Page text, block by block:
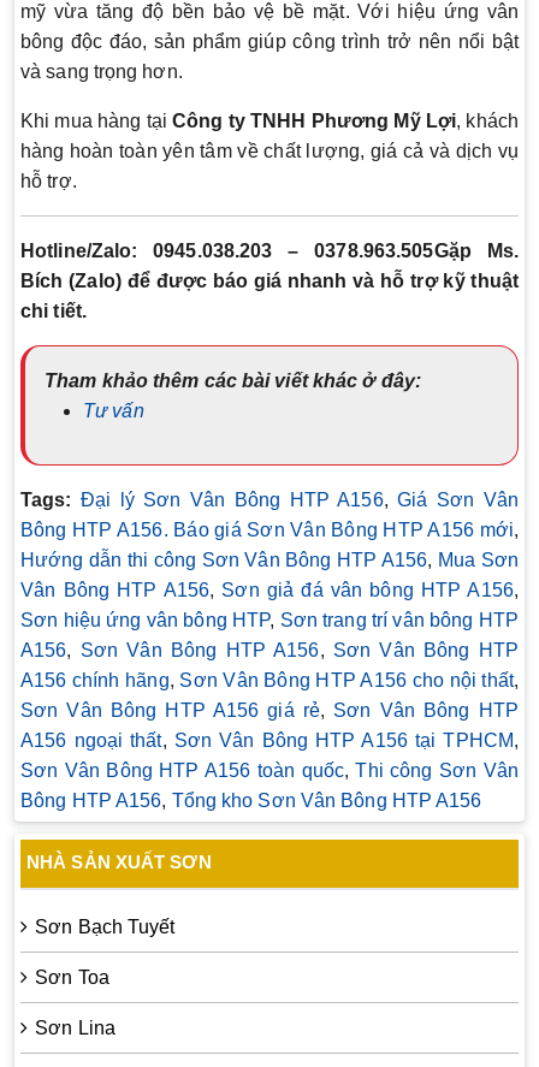
mỹ vừa tăng độ bền bảo vệ bề mặt. Với hiệu ứng vân
bông độc đáo, sản phẩm giúp công trình trở nên nổi bật
và sang trọng hơn.
Khi mua hàng tạiCông ty TNHH Phương Mỹ Lợi, khách
hàng hoàn toàn yên tâm về chất lượng, giá cả và dịch vụ
hỗ trợ.
Hotline/Zalo: 0945.038.203 – 0378.963.505Gặp Ms.
Bích (Zalo) để được báo giá nhanh và hỗ trợ kỹ thuật
chi tiết.
Tham khảo thêm các bài viết khác ở đây:
Tư vấn
Tags: Đại lý Sơn Vân Bông HTP A156,Giá Sơn Vân
Bông HTP A156. Báo giá Sơn Vân Bông HTP A156 mới,
Hướng dẫn thi công Sơn Vân Bông HTP A156, Mua Sơn
Vân Bông HTP A156, Sơn giả đá vân bông HTP A156,
Sơn hiệu ứng vân bông HTP, Sơn trang trí vân bông HTP
A156, Sơn Vân Bông HTP A156, Sơn Vân Bông HTP
A156 chính hãng, Sơn Vân Bông HTP A156 cho nội thất,
Sơn Vân Bông HTP A156 giá rẻ, Sơn Vân Bông HTP
A156 ngoại thất, Sơn Vân Bông HTP A156 tại TPHCM,
Sơn Vân Bông HTP A156 toàn quốc,Thi công Sơn Vân
Bông HTP A156, Tổng kho Sơn Vân Bông HTP A156
NHÀ SẢN XUẤT SƠN
Sơn Bạch Tuyết
Sơn Toa
Sơn Lina